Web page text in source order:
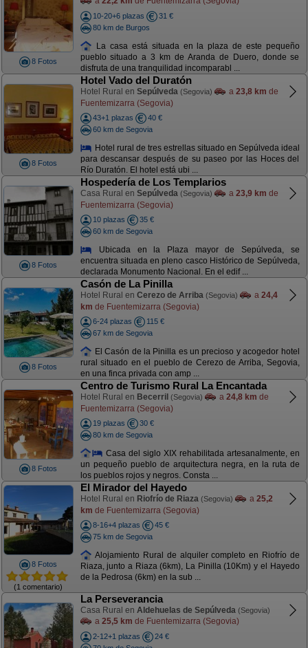
8 Fotos
10-20+6 plazas
31 €
80 km de Burgos
La casa está situada en la plaza de este pequeño
pueblo situado a 3 km de Aranda de Duero, donde se
disfruta de una tranquilidad incomparabl ...
8 Fotos
Hotel Vado del Duratón
Hotel Rural en Sepúlveda (Segovia) a 23,8 km de
Fuentemizarra (Segovia)
43+1 plazas
40 €
60 km de Segovia
Hotel rural de tres estrellas situado en Sepúlveda ideal
para descansar después de su paseo por las Hoces del
Río Duratón. El hotel está ubi ...
8 Fotos
Hospedería de Los Templarios
Casa Rural en Sepúlveda (Segovia) a 23,9 km de
Fuentemizarra (Segovia)
10 plazas
35 €
60 km de Segovia
Ubicada en la Plaza mayor de Sepúlveda, se
encuentra situada en pleno casco Histórico de Sepúlveda,
declarada Monumento Nacional. En el edif ...
8 Fotos
Casón de La Pinilla
Hotel Rural en Cerezo de Arriba (Segovia) a 24,4
km de Fuentemizarra (Segovia)
6-24 plazas
115 €
67 km de Segovia
El Casón de la Pinilla es un precioso y acogedor hotel
rural situado en el pueblo de Cerezo de Arriba, Segovia,
en una finca privada con amp ...
8 Fotos
Centro de Turismo Rural La Encantada
Hotel Rural en Becerril (Segovia) a 24,8 km de
Fuentemizarra (Segovia)
19 plazas
30 €
80 km de Segovia
Casa del siglo XIX rehabilitada artesanalmente, en
un pequeño pueblo de arquitectura negra, en la ruta de
los pueblos rojos y negros. Consta ...
8 Fotos
(1 comentario)
El Mirador del Hayedo
Hotel Rural en Riofrío de Riaza (Segovia) a 25,2
km de Fuentemizarra (Segovia)
8-16+4 plazas
45 €
75 km de Segovia
Alojamiento Rural de alquiler completo en Riofrío de
Riaza, junto a Riaza (6km), La Pinilla (10Km) y el Hayedo
de la Pedrosa (6km) en la sub ...
La Perseverancia
Casa Rural en Aldehuelas de Sepúlveda (Segovia)
a 25,5 km de Fuentemizarra (Segovia)
2-12+1 plazas
24 €